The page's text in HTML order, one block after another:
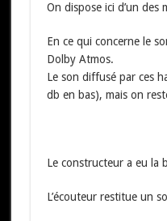
On dispose ici d’un
En ce qui concerne le
Dolby Atmos.
Le son diffusé par ces
db en bas), mais on
Le constructeur a eu la
L’écouteur restitue un